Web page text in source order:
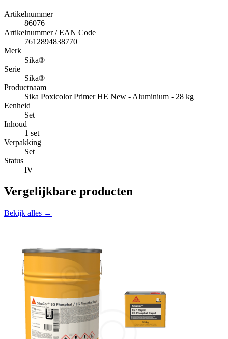
Artikelnummer
86076
Artikelnummer / EAN Code
7612894838770
Merk
Sika®
Serie
Sika®
Productnaam
Sika Poxicolor Primer HE New - Aluminium - 28 kg
Eenheid
Set
Inhoud
1 set
Verpakking
Set
Status
IV
Vergelijkbare producten
Bekijk alles →